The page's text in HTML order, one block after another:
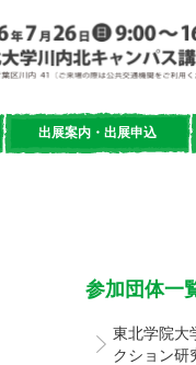
出展案内・出展申込
参加団体一
東北学院大
クション研